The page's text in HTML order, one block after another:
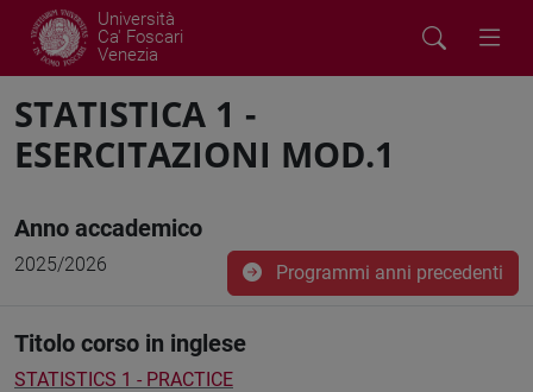
Università
Ca' Foscari
Venezia
STATISTICA 1 -
ESERCITAZIONI MOD.1
Anno accademico
2025/2026 Programmi anni precedenti
Titolo corso in inglese
STATISTICS 1 - PRACTICE